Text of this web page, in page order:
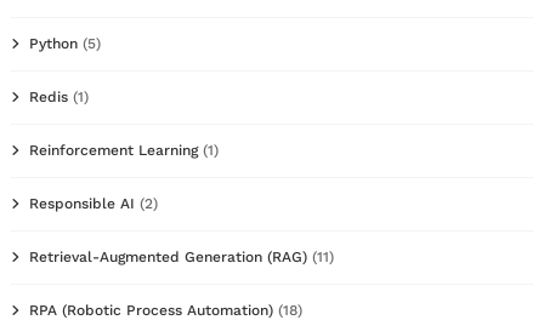
Python (5)
Redis (1)
Reinforcement Learning(1)
Responsible AI (2)
Retrieval-Augmented Generation (RAG) (11)
RPA (Robotic Process Automation) (18)